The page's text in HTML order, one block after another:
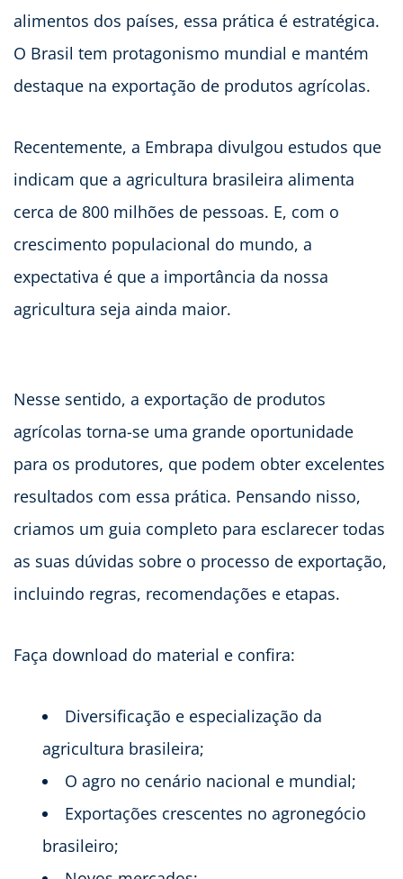
alimentos dos países, essa prática é estratégica.
O Brasil tem protagonismo mundial e mantém
destaque na exportação de produtos agrícolas.
Recentemente, a Embrapa divulgou estudos que
indicam que a agricultura brasileira alimenta
cerca de 800 milhões de pessoas. E, com o
crescimento populacional do mundo, a
expectativa é que a importância da nossa
agricultura seja ainda maior.
Nesse sentido, a exportação de produtos
agrícolas torna-se uma grande oportunidade
para os produtores, que podem obter excelentes
resultados com essa prática. Pensando nisso,
criamos um guia completo para esclarecer todas
as suas dúvidas sobre o processo de exportação,
incluindo regras, recomendações e etapas.
Faça download do material e confira:
Diversificação e especialização da
agricultura brasileira;
O agro no cenário nacional e mundial;
Exportações crescentes no agronegócio
brasileiro;